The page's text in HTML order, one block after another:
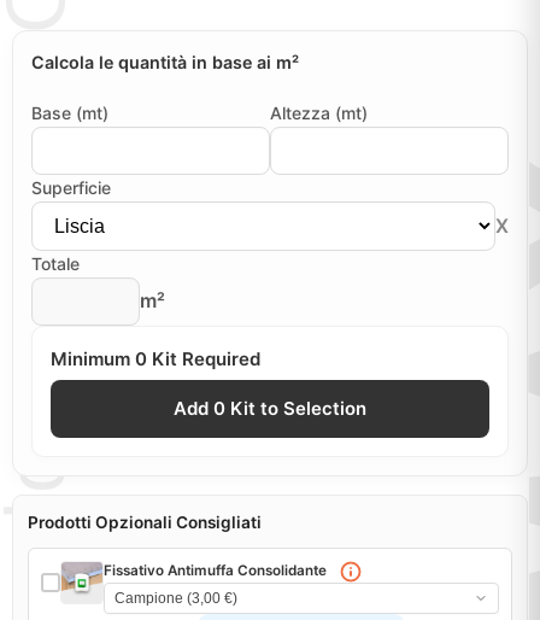
Calcola le quantità in base ai m²
Base (mt) Altezza (mt)
Superficie
X
Totale
m²
Minimum 0 Kit Required
Add 0 Kit to Selection
Prodotti Opzionali Consigliati
Fissativo Antimuffa Consolidante